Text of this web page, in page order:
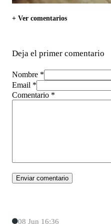
+ Ver comentarios
Deja el primer comentario
Nombre *
Email *
Comentario *
08 Jun 16:36